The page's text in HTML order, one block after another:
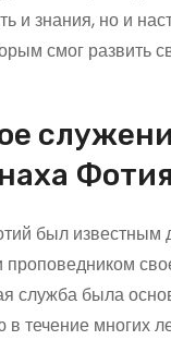
и знания, но и
смог развить
Фотия
был известным
проповедником
служба была
в течение многих